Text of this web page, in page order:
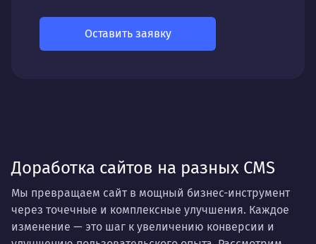
Оставить заявку
Доработка сайтов на разных CMS
Мы превращаем сайт в мощный бизнес-инструмент
через точечные и комплексные улучшения. Каждое
изменение — это шаг к увеличению конверсии и